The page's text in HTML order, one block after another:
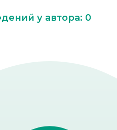
у автора: 0